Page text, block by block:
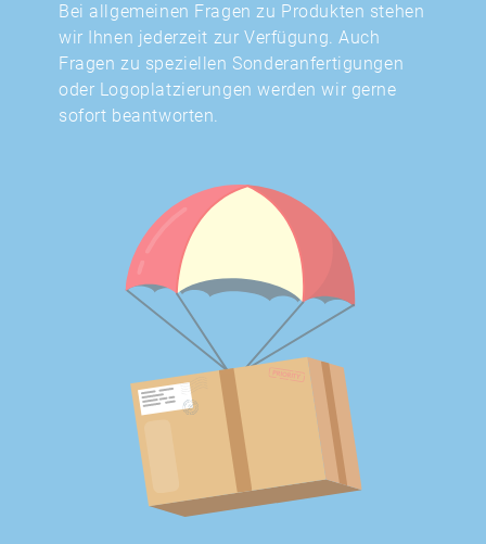
Bei allgemeinen Fragen zu Produkten stehen
wir Ihnen jederzeit zur Verfügung. Auch
Fragen zu speziellen Sonderanfertigungen
oder Logoplatzierungen werden wir gerne
sofort beantworten.